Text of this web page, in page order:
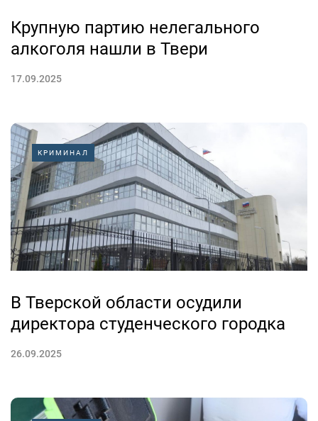
Крупную партию нелегального
алкоголя нашли в Твери
17.09.2025
КРИМИНАЛ
В Тверской области осудили
директора студенческого городка
26.09.2025